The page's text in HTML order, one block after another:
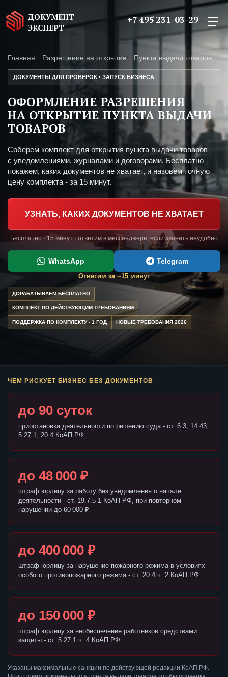
ДОКУМЕНТ
ЭКСПЕРТ
+7 495 231-03-29
Главная Разрешение на открытие Пункта выдачи товаров
ДОКУМЕНТЫ ДЛЯ ПРОВЕРОК • ЗАПУСК БИЗНЕСА
ОФОРМЛЕНИЕ РАЗРЕШЕНИЯ
НА ОТКРЫТИЕ ПУНКТА ВЫДАЧИ
ТОВАРОВ
Соберем комплект для открытия пункта выдачи товаров
с уведомлениями, журналами и договорами. Бесплатно
покажем, каких документов не хватает, и назовём точную
цену комплекта - за 15 минут.
УЗНАТЬ, КАКИХ ДОКУМЕНТОВ НЕ ХВАТАЕТ
Бесплатно · 15 минут · ответим в мессенджере, если звонить неудобно
WhatsApp Telegram
Ответим за ~15 минут
ДОРАБАТЫВАЕМ БЕСПЛАТНО
КОМПЛЕКТ ПО ДЕЙСТВУЮЩИМ ТРЕБОВАНИЯМ
ПОДДЕРЖКА ПО КОМПЛЕКТУ - 1 ГОД НОВЫЕ ТРЕБОВАНИЯ 2026
ЧЕМ РИСКУЕТ БИЗНЕС БЕЗ ДОКУМЕНТОВ
до 90 суток
приостановка деятельности по решению суда - ст. 6.3, 14.43,
5.27.1, 20.4 КоАП РФ
до 48 000 ₽
штраф юрлицу за работу без уведомления о начале
деятельности - ст. 19.7.5-1 КоАП РФ, при повторном
нарушении до 60 000 ₽
до 400 000 ₽
штраф юрлицу за нарушение пожарного режима в условиях
особого противопожарного режима - ст. 20.4 ч. 2 КоАП РФ
до 150 000 ₽
штраф юрлицу за необеспечение работников средствами
защиты - ст. 5.27.1 ч. 4 КоАП РФ
Указаны максимальные санкции по действующей редакции КоАП РФ.